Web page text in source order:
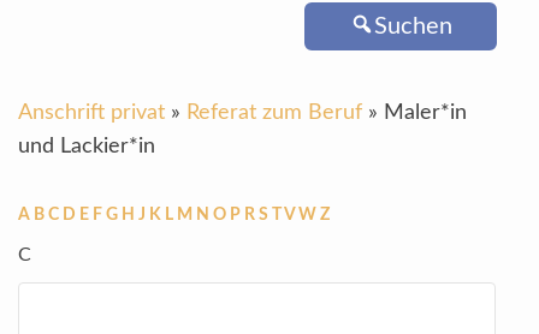
Suchen
Anschrift privat » Referat zum Beruf » Maler*in
und Lackier*in
A B C D E F G H J K L M N O P R S V W Z
C